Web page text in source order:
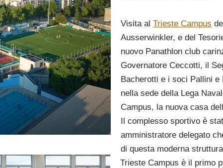
Visita al Trieste Campus
Ausserwinkler, e del
nuovo Panathlon club
Governatore Ceccotti, il
Bacherotti e i soci Pallini
nella sede della Lega
Campus, la nuova casa
Il complesso sportivo è
amministratore delegato
di questa moderna
Trieste Campus è il primo